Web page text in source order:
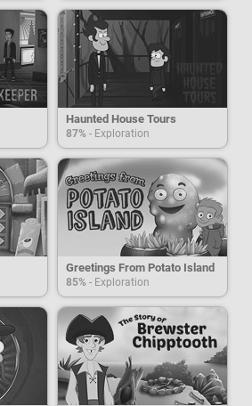
Haunted House Tours
87% - Exploration
Greetings From Potato Island
85% - Exploration